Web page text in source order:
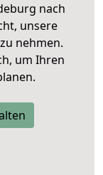
nach
unsere
nehmen.
um Ihren